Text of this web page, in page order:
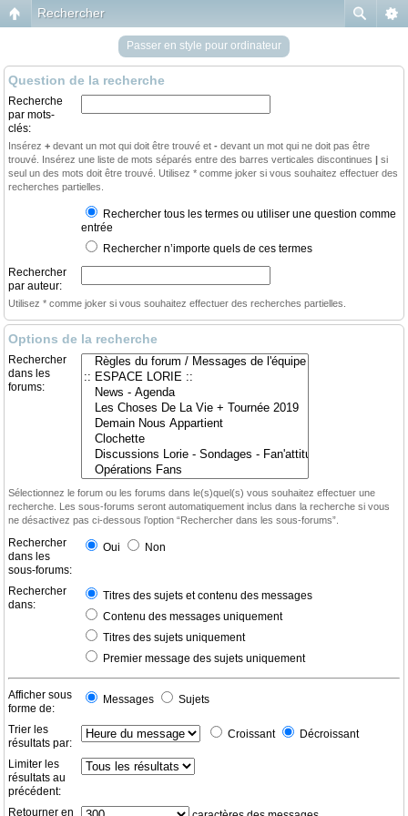
Rechercher
Passer en style pour ordinateur
Question de la recherche
Recherche
par mots-
clés:
Insérez + devant un mot qui doit être trouvé et - devant un mot qui ne doit pas être
trouvé. Insérez une liste de mots séparés entre des barres verticales discontinues | si
seul un des mots doit être trouvé. Utilisez * comme joker si vous souhaitez effectuer des
recherches partielles.
Rechercher tous les termes ou utiliser une question comme
entrée
Rechercher n’importe quels de ces termes
Rechercher
par auteur:
Utilisez * comme joker si vous souhaitez effectuer des recherches partielles.
Options de la recherche
Rechercher
dans les
forums:
Sélectionnez le forum ou les forums dans le(s)quel(s) vous souhaitez effectuer une
recherche. Les sous-forums seront automatiquement inclus dans la recherche si vous
ne désactivez pas ci-dessous l’option “Rechercher dans les sous-forums”.
Rechercher
dans les
sous-forums:
Oui Non
Rechercher
dans:
Titres des sujets et contenu des messages
Contenu des messages uniquement
Titres des sujets uniquement
Premier message des sujets uniquement
Afficher sous
forme de:
Messages Sujets
Trier les
résultats par:
Croissant Décroissant
Limiter les
résultats au
précédent:
Retourner en